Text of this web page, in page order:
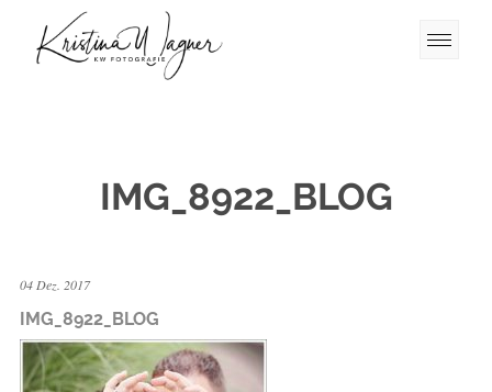
IMG_8922_BLOG
04 Dez. 2017
IMG_8922_BLOG